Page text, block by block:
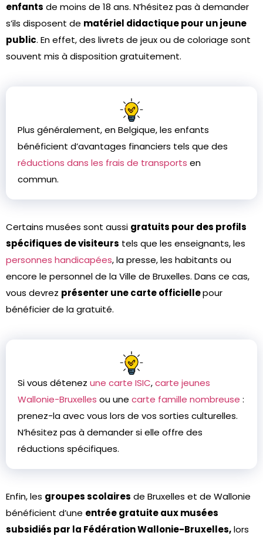
enfants de moins de 18 ans. N’hésitez pas à demander
s’ils disposent de matériel didactique pour un jeune
public. En effet, des livrets de jeux ou de coloriage sont
souvent mis à disposition gratuitement.
Plus généralement, en Belgique, les enfants
bénéficient d’avantages financiers tels que des
réductions dans les frais de transports en
commun.
Certains musées sont aussi gratuits pour des profils
spécifiques de visiteurs tels que les enseignants, les
personnes handicapées, la presse, les habitants ou
encore le personnel de la Ville de Bruxelles. Dans ce cas,
vous devrez présenter une carte officiellepour
bénéficier de la gratuité.
Si vous détenez une carte ISIC,carte jeunes
Wallonie-Bruxelles ou une carte famille nombreuse :
prenez-la avec vous lors de vos sorties culturelles.
N’hésitez pas à demander si elle offre des
réductions spécifiques.
Enfin, les groupes scolaires de Bruxelles et de Wallonie
bénéficient d’une entrée gratuite aux musées
subsidiés par la Fédération Wallonie-Bruxelles,lors